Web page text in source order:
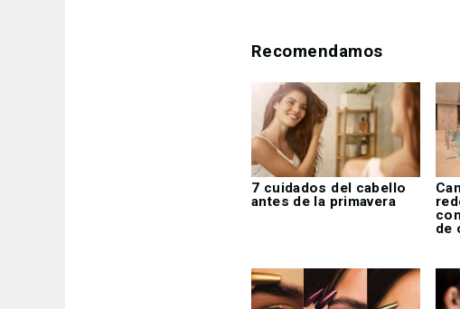
Recomendamos
7 cuidados del cabello
antes de la primavera
de